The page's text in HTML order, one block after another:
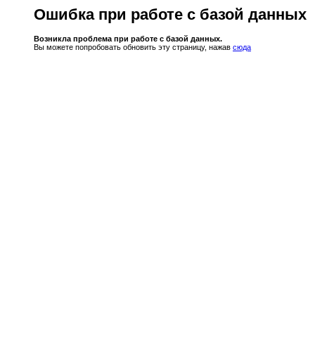
Ошибка при работе с базой данных
Возникла проблема при работе с базой данных.
Вы можете попробовать обновить эту страницу, нажав сюда